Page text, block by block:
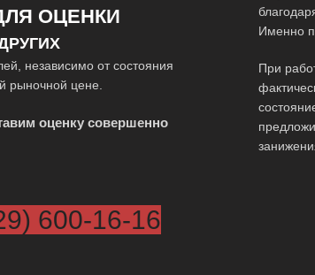
ОЦЕНКИ
независимо от состояния
рыночной цене.
оценку совершенно
600-16-16
Именно
При